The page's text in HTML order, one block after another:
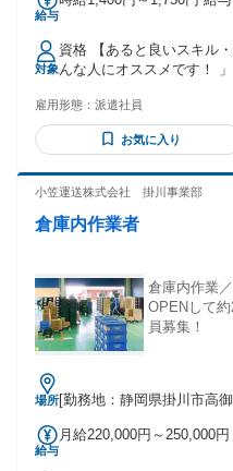
給与
ビス対応可 交通費：交
対象
資格 【あると良いスキル・
んな人にオススメです！
たい方 ・重いものがニガ
いことにチャレンジしたい方 ＜こんな方活躍中＞ ・パ
アルバイトとして活躍し
や入出庫の作業経験がある
ール貼りなど自分のペース
にしてきた方 ・建築・土
ッシュに働いていた方 ・
ターをやっていた方
雇用形態： 派遣社員
お気に入り
小笠運送株式会社 掛川事業部
倉庫内作業者
倉庫内作業
OPENして
員募集！
場所[勤務地：静岡県掛川市高
給与
月給220,000円～250,000